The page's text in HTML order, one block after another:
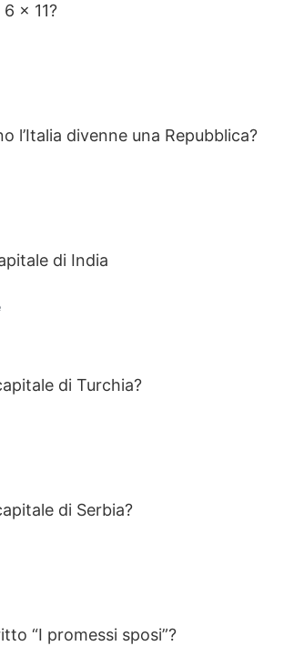
× 11?
l’Italia divenne una Repubblica?
di India
di Turchia?
di Serbia?
“I promessi sposi”?